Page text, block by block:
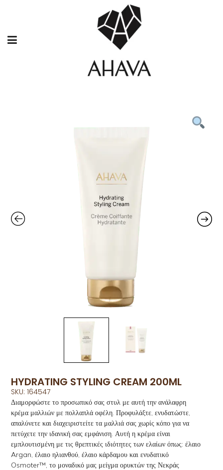
HYDRATING STYLING CREAM 200ML
SKU: 164547
Διαμορφώστε το προσωπικό σας στυλ με αυτή την ανάλαφρη
κρέμα μαλλιών με πολλαπλά οφέλη. Προφυλάξτε, ενυδατώστε,
απαλύνετε και διαχειριστείτε τα μαλλιά σας χωρίς κόπο για να
πετύχετε την ιδανική σας εμφάνιση. Αυτή η κρέμα είναι
εμπλουτισμένη με τις θρεπτικές ιδιότητες των ελαίων όπως: έλαιο
Argan, έλαιο ηλιανθού, έλαιο κάρδαμου και ενυδατικό
Osmoter™, το μοναδικό μας μείγμα ορυκτών της Νεκράς